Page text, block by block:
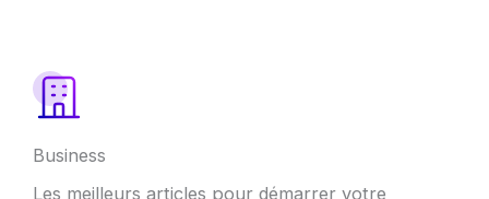
Business
Les meilleurs articles pour démarrer votre